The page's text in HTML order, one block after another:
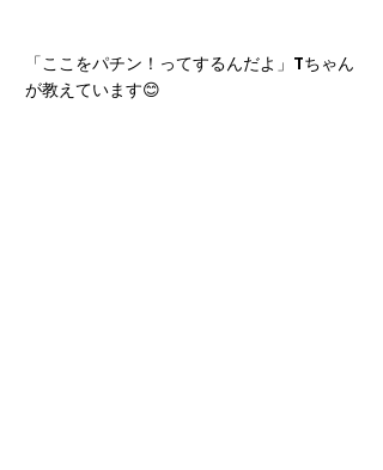
「ここをパチン！ってするんだよ」Tちゃん
が教えています😊